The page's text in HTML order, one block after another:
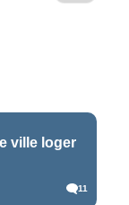
ville loger
11